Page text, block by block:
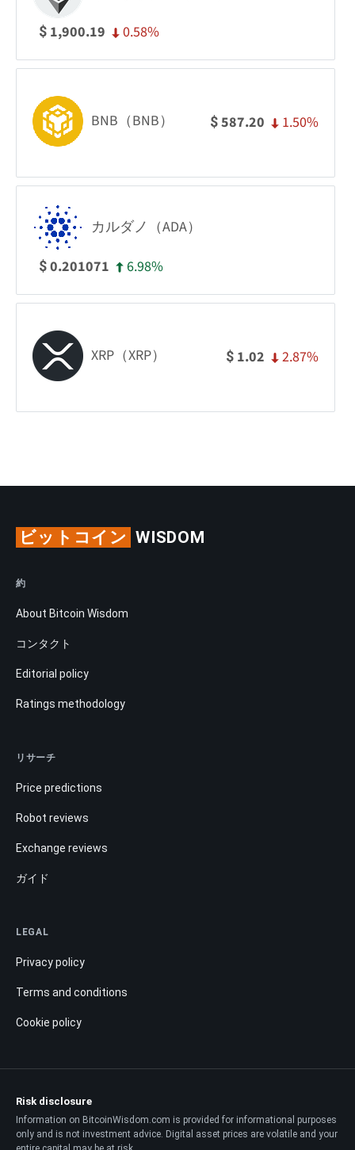
$ 1,900.19 0.58%
BNB（BNB） $587.20 1.50%
カルダノ（ADA）
$0.201071 6.98%
XRP（XRP） $ 1.02 2.87%
ビットコイン WISDOM
約
About Bitcoin Wisdom
コンタクト
Editorial policy
Ratings methodology
リサーチ
Price predictions
Robot reviews
Exchange reviews
ガイド
LEGAL
Privacy policy
Terms and conditions
Cookie policy
Risk disclosure
Information on BitcoinWisdom.com is provided for informational purposes
only and is not investment advice. Digital asset prices are volatile and your